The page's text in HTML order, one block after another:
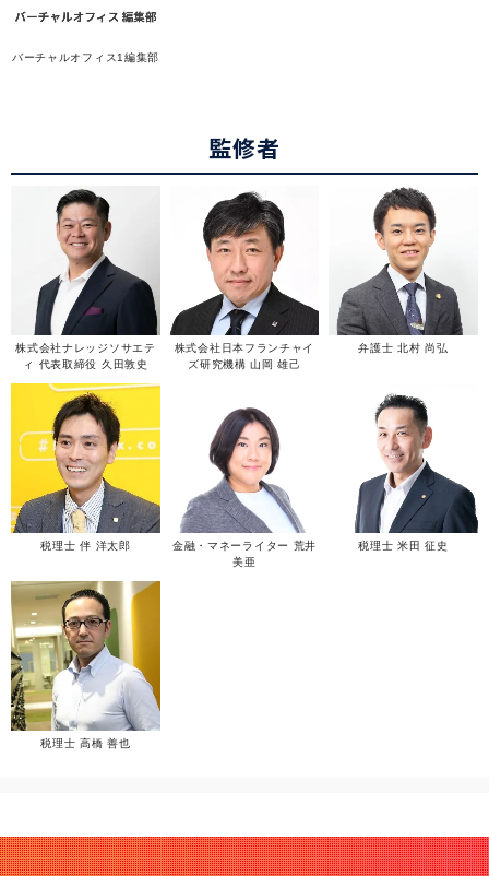
バーチャルオフィス1編集部
監修者
株式会社ナレッジソサエテ
ィ 代表取締役 久田敦史
株式会社日本フランチャイ
ズ研究機構 山岡 雄己
弁護士 北村 尚弘
税理士 伴 洋太郎
金融・マネーライター 荒井
美亜
税理士 米田 征史
税理士 高橋 善也